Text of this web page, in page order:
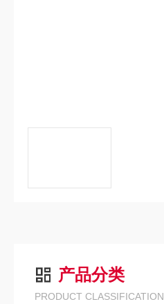
产品分类
PRODUCT CLASSIFICATION